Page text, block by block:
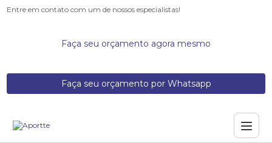
Entre em contato com um de nossos especialistas!
Faça seu orçamento agora mesmo
Faça seu orçamento por Whatsapp